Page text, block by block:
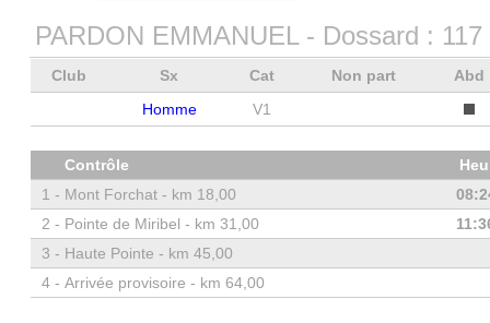
PARDON EMMANUEL- Dossard : 117
Club Sx Cat Non part
Abd
Homme
V1
Contrôle
1 - Mont Forchat - km 18,00
2 - Pointe de Miribel - km 31,00
3 - Haute Pointe - km 45,00
4 - Arrivée provisoire - km 64,00